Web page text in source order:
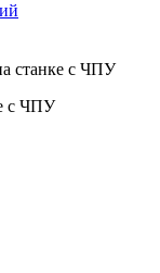
с ЧПУ